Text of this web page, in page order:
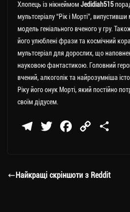
Хлопець із нікнеймомJedidiah515
мультсеріалу “Рік і Морті”,
модель геніального вченого у гру.
його улюблені фрази та космічний
мультсеріал для дорослих, що
науковою фантастикою. Головний
вчений, алкоголік та найрозумніша
Ріку його онук Морті, який постійно
своїм дідусем.
Te
a
T
er
Fa
ok
C
Li
Найкращі скріншоти з Reddit